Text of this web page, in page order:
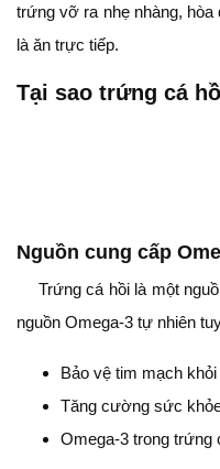
trứng vỡ ra nhẹ nhàng,
là ăn trực tiếp.
Tại sao trứng cá
Nguồn cung cấp
Trứng cá hồi là một
nguồn Omega-3 tự nhiên
Bảo vệ tim mạch
Tăng cường sức
Omega-3 trong trứng